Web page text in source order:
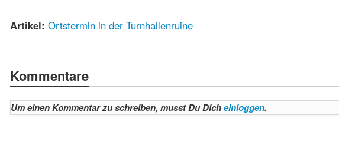
Artikel: Ortstermin in der Turnhallenruine
Kommentare
Um einen Kommentar zu schreiben, musst Du Dicheinloggen.